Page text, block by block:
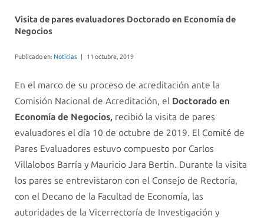
Visita de pares evaluadores Doctorado en Economía de
Negocios
Publicado en: Noticias 11 octubre, 2019
En el marco de su proceso de acreditación ante la
Comisión Nacional de Acreditación, el Doctorado en
Economía de Negocios, recibió la visita de pares
evaluadores el día 10 de octubre de 2019. El Comité de
Pares Evaluadores estuvo compuesto por Carlos
Villalobos Barría y Mauricio Jara Bertin. Durante la visita
los pares se entrevistaron con el Consejo de Rectoría,
con el Decano de la Facultad de Economía, las
autoridades de la Vicerrectoría de Investigación y